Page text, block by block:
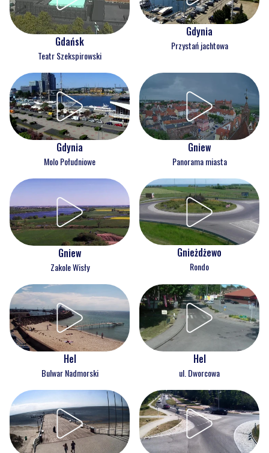
Gdańsk
Teatr Szekspirowski
Gdynia
Przystań jachtowa
Gdynia
Molo Południowe
Gniew
Panorama miasta
Gniew
Zakole Wisły
Gnieżdżewo
Rondo
Hel
Bulwar Nadmorski
Hel
ul. Dworcowa